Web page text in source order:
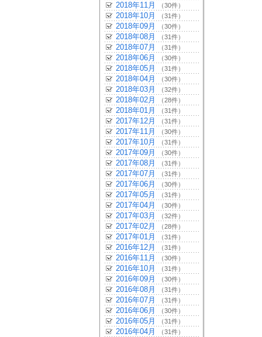
2018年11月 （30件）
2018年10月 （31件）
2018年09月 （30件）
2018年08月 （31件）
2018年07月 （31件）
2018年06月 （30件）
2018年05月 （31件）
2018年04月 （30件）
2018年03月 （32件）
2018年02月 （28件）
2018年01月 （31件）
2017年12月 （31件）
2017年11月 （30件）
2017年10月 （31件）
2017年09月 （30件）
2017年08月 （31件）
2017年07月 （31件）
2017年06月 （30件）
2017年05月 （31件）
2017年04月 （30件）
2017年03月 （32件）
2017年02月 （28件）
2017年01月 （31件）
2016年12月 （31件）
2016年11月 （30件）
2016年10月 （31件）
2016年09月 （30件）
2016年08月 （31件）
2016年07月 （31件）
2016年06月 （30件）
2016年05月 （31件）
2016年04月 （31件）